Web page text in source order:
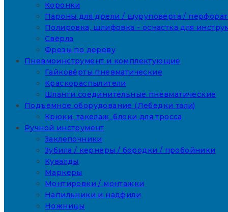
Коронки
Пароны для дрели / шуруповерта /
Полировка, шлифовка - оснастка для
Свёрла
Фрезы по дереву
Пневмоинструмент и комплектующие
Гайковёрты пневматические
Краскораспылители
Шланги соединительные пневматические
Подъемное оборудование (Лебедки тали)
Крюки, такелаж, блоки для тросса
Ручной инструмент
Заклепочники
Зубила / кернеры / бородки / пробойники
Кувалды
Маркеры
Монтировки / монтажки
Напильники и надфили
Ножницы